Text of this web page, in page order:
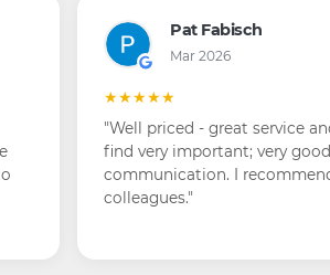
Pat Fabisch
Mar 2026
★★★★★
"Well priced - great service
find very important; very good
communication. I
colleagues."